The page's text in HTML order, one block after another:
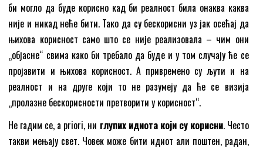
би могло да буде корисно кад би реалност била онаква каква
није и никад неће бити. Тако да су бескорисни уз јак осећај да
њихова корисност само што се није реализовала – чим они
„објасне“ свима како би требало да буде и у том случају ће се
пројавити и њихова корисност. А привремено су љути и на
реалност и на друге који то не разумеју да ће се визија
„пролазне бескорисности претворити у корисност“.
Не гадим се, a priori, ни глупих идиота који су корисни. Често
такви мењају свет. Човек може бити идиот али поштен, радан,